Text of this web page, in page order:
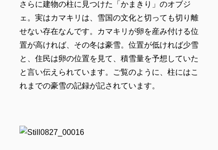
さらに建物の柱に見つけた「かまきり」のオブジ
ェ。実はカマキリは、雪国の文化と切っても切り離
せない存在なんです。カマキリが卵を産み付ける位
置が高ければ、その冬は豪雪。位置が低ければ少雪
と、住民は卵の位置を見て、積雪量を予想していた
と言い伝えられています。ご覧のように、柱にはこ
れまでの豪雪の記録が記されています。